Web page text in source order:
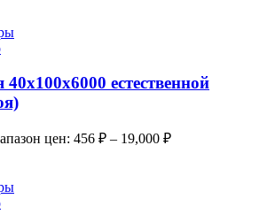
40х100х6000 естественной
цен: 456 ₽ – 19,000 ₽